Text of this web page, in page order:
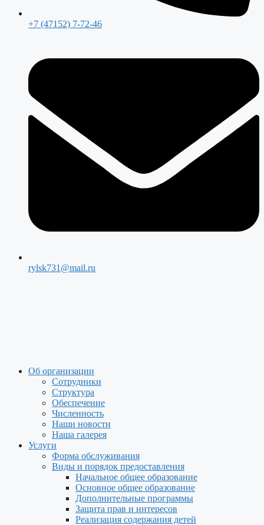
+7 (47152) 7-72-46
rylsk731@mail.ru
МенюОб организации
Сотрудники
Структура
Обеспечение
Численность
Наши новости
Наша галерея
Услуги
Форма обслуживания
Виды и порядок предоставления
Начальное общее образование
Основное общее образование
Дополнительные программы
Защита прав и интересов
Реализация содержания детей